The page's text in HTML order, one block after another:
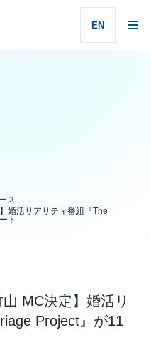
EN
ス
婚活リアリティ番組『The
ト
MC決定】婚活リ
Project』が11